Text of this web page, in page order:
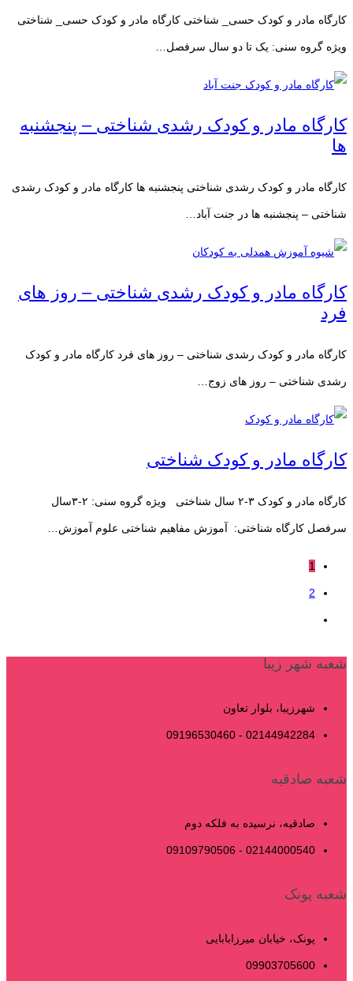
کارگاه مادر و کودک حسی_ شناختی کارگاه مادر و کودک حسی_ شناختی
ویژه گروه سنی: یک تا دو سال سرفصل…
کارگاه مادر و کودک رشدی شناختی – پنجشنبه
ها
کارگاه مادر و کودک رشدی شناختی پنجشنبه ها کارگاه مادر و کودک رشدی
شناختی – پنجشنبه ها در جنت آباد…
کارگاه مادر و کودک رشدی شناختی – روز های
فرد
کارگاه مادر و کودک رشدی شناختی – روز های فرد کارگاه مادر و کودک
رشدی شناختی – روز های زوج…
کارگاه مادر و کودک شناختی
کارگاه مادر و کودک ۳-۲ سال شناختی ویژه گروه سنی: ۲-۳سال
سرفصل کارگاه شناختی: آموزش مفاهیم شناختی علوم آموزش…
1
2
شعبه شهر زیبا
شهرزیبا، بلوار تعاون
02144942284 - 09196530460
شعبه صادقیه
صادقیه، نرسیده به فلکه دوم
02144000540 - 09109790506
شعبه پونک
پونک، خیابان میرزابابایی
09903705600